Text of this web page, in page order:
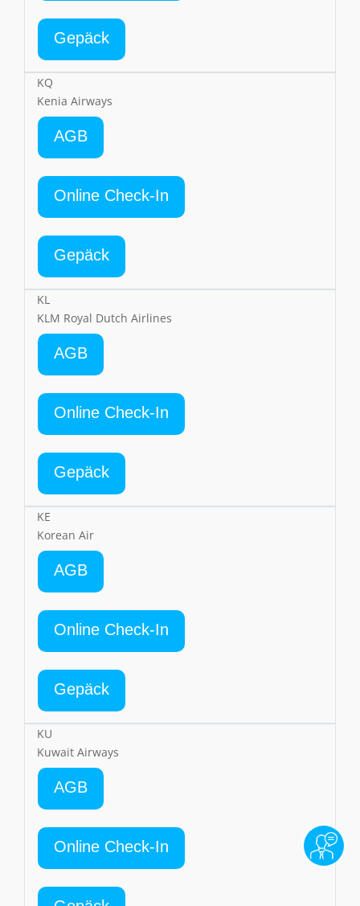
Gepäck
KQ
Kenia Airways
AGB
Online Check-In
Gepäck
KL
KLM Royal Dutch Airlines
AGB
Online Check-In
Gepäck
KE
Korean Air
AGB
Online Check-In
Gepäck
KU
Kuwait Airways
AGB
Online Check-In